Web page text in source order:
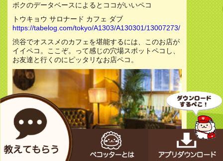
ボクのデータベースによるとココがいいペコ
トウキョウ サロナード カフェ ダブ
https://tabelog.com/tokyo/A1303/A130301/13007273/
渋谷でオススメのカフェを堪能するには、このお店が
イイペコ。ここぞ。って感じの穴場スポットペコし、
お友達と行くのにピッタリなお店ペコ。